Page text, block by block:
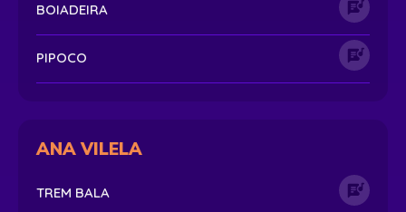
BOIADEIRA
PIPOCO
ANA VILELA
TREM BALA